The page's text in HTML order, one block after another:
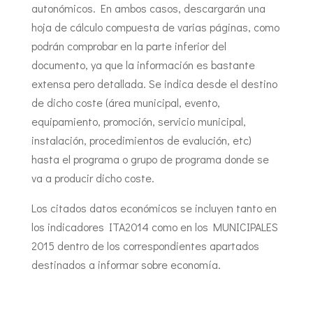
autonómicos. En ambos casos, descargarán una
hoja de cálculo compuesta de varias páginas, como
podrán comprobar en la parte inferior del
documento, ya que la información es bastante
extensa pero detallada. Se indica desde el destino
de dicho coste (área municipal, evento,
equipamiento, promoción, servicio municipal,
instalación, procedimientos de evalución, etc)
hasta el programa o grupo de programa donde se
va a producir dicho coste.
Los citados datos económicos se incluyen tanto en
los indicadores ITA2014 como en los MUNICIPALES
2015 dentro de los correspondientes apartados
destinados a informar sobre economía.